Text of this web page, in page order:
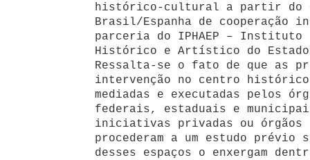
histórico-cultural a partir do
Brasil/Espanha de cooperação
parceria do IPHAEP – Instituto
Histórico e Artístico do
Ressalta-se o fato de que as
intervenção no centro
mediadas e executadas pelos
federais, estaduais e
iniciativas privadas ou órgãos
procederam a um estudo prévio
desses espaços o enxergam